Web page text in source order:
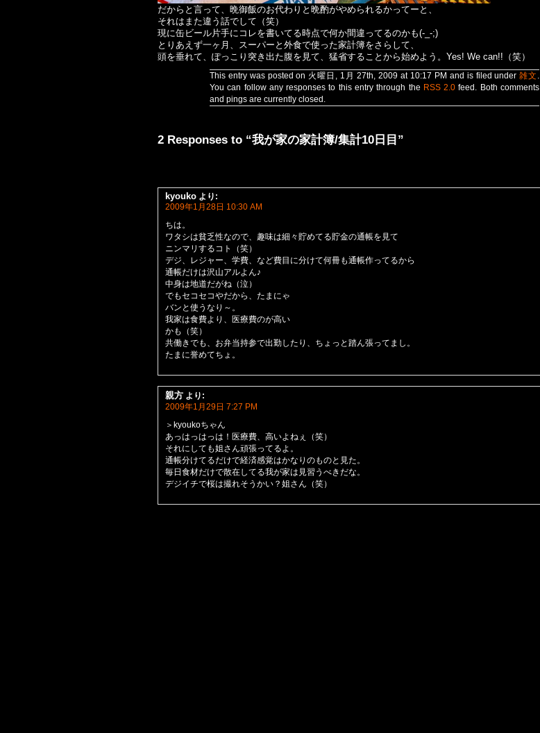
だからと言って、晩御飯のお代わりと晩酌がやめられるかってーと、
それはまた違う話でして（笑）
現に缶ビール片手にコレを書いてる時点で何か間違ってるのかも(-_-;)
とりあえず一ヶ月、スーパーと外食で使った家計簿をさらして、
頭を垂れて、ぽっこり突き出た腹を見て、猛省することから始めよう。Yes! We can!!（笑）
This entry was posted on 火曜日, 1月 27th, 2009 at 10:17 PM and is filed under雑文
You can follow any responses to this entry through the RSS 2.0 feed. Both comments
and pings are currently closed.
2 Responses to “我が家の家計簿/集計10日目”
kyouko より:
2009年1月28日 10:30 AM
ちは。
ワタシは貧乏性なので、趣味は細々貯めてる貯金の通帳を見て
ニンマリするコト（笑）
デジ、レジャー、学費、など費目に分けて何冊も通帳作ってるから
通帳だけは沢山アルよん♪
中身は地道だがね（泣）
でもセコセコやだから、たまにゃ
バンと使うなり～。
我家は食費より、医療費のが高い
かも（笑）
共働きでも、お弁当持参で出勤したり、ちょっと踏ん張ってまし。
たまに誉めてちょ。
親方 より:
2009年1月29日 7:27 PM
＞kyoukoちゃん
あっはっはっは！医療費、高いよねぇ（笑）
それにしても姐さん頑張ってるよ。
通帳分けてるだけで経済感覚はかなりのものと見た。
毎日食材だけで散在してる我が家は見習うべきだな。
デジイチで桜は撮れそうかい？姐さん（笑）